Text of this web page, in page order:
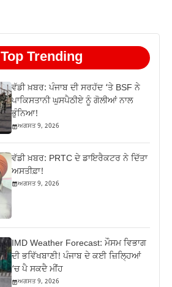
Top Trending
ਵੱਡੀ ਖ਼ਬਰ: ਪੰਜਾਬ ਦੀ ਸਰਹੱਦ ‘ਤੇ BSF ਨੇ
ਪਾਕਿਸਤਾਨੀ ਘੁਸਪੈਠੀਏ ਨੂੰ ਗੋਲੀਆਂ ਨਾਲ
ਭੁੰਨਿਆ!
ਅਗਸਤ 9, 2026
ਵੱਡੀ ਖ਼ਬਰ: PRTC ਦੇ ਡਾਇਰੈਕਟਰ ਨੇ ਦਿੱਤਾ
ਅਸਤੀਫ਼ਾ!
ਅਗਸਤ 9, 2026
IMD Weather Forecast: ਮੌਸਮ ਵਿਭਾਗ
ਦੀ ਭਵਿੱਖਬਾਣੀ! ਪੰਜਾਬ ਦੇ ਕਈ ਜ਼ਿਲ੍ਹਿਆਂ
‘ਚ ਪੈ ਸਕਦੈ ਮੀਂਹ
ਅਗਸਤ 9, 2026